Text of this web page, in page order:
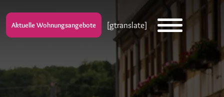
Aktuelle Wohnungsangebote [gtranslate]